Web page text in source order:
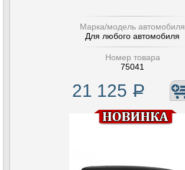
Марка/модель автомобиля
Для любого автомобиля
Номер товара
75041
21 125 Р